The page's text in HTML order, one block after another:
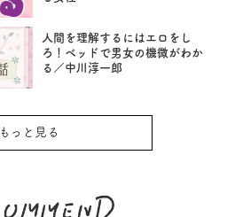
人間を理解するにはエロをし
ろ！ベッドで男女の機微がわか
る／中川淳一郎
もっと見る